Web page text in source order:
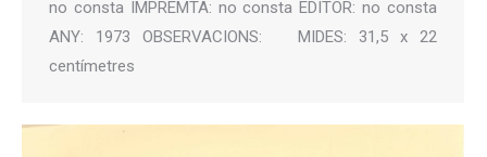
no consta IMPREMTA: no consta EDITOR: no consta
ANY: 1973 OBSERVACIONS: MIDES: 31,5 x 22
centímetres